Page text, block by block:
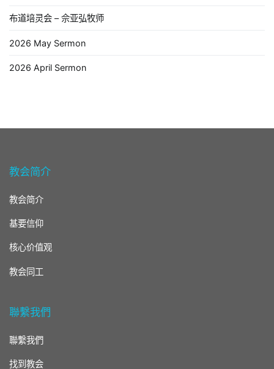
布道培灵会 – 佘亚弘牧师
2026 May Sermon
2026 April Sermon
教会简介
教会简介
基要信仰
核心价值观
教会同工
聯繫我們
聯繫我們
找到教会